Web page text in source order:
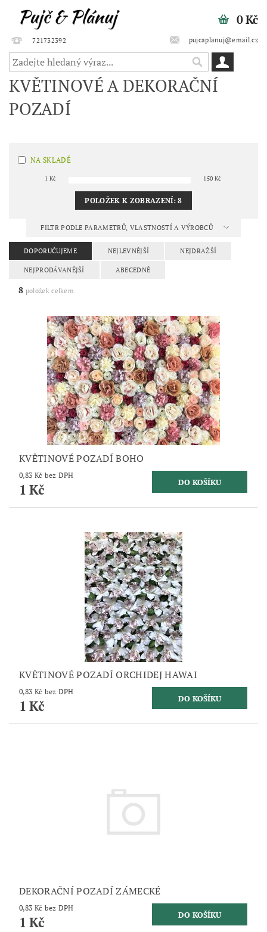
721732392 pujcaplanuj@email.cz
0 Kč
KVĚTINOVÉ A DEKORAČNÍ
POZADÍ
NA SKLADĚ
1 Kč 150 Kč
POLOŽEK K ZOBRAZENÍ:8
FILTR PODLE PARAMETRŮ, VLASTNOSTÍ A VÝROBCŮ
DOPORUČUJEME NEJLEVNĚJŠÍ NEJDRAŽŠÍ
NEJPRODÁVANĚJŠÍ ABECEDNĚ
8 položek celkem
KVĚTINOVÉ POZADÍ BOHO
0,83 Kč bez DPH
1 Kč
KVĚTINOVÉ POZADÍ ORCHIDEJ HAWAI
0,83 Kč bez DPH
1 Kč
DEKORAČNÍ POZADÍ ZÁMECKÉ
0,83 Kč bez DPH
1 Kč